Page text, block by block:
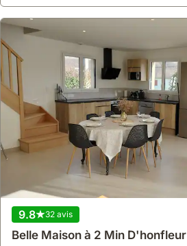
9.8 32 avis
Belle Maison à 2 Min D'honfleur